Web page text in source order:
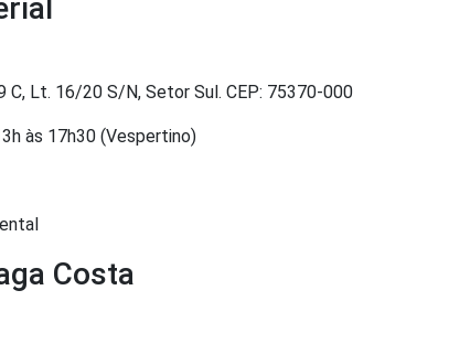
C, Lt. 16/20 S/N, Setor Sul. CEP: 75370-000
às 17h30 (Vespertino)
Costa